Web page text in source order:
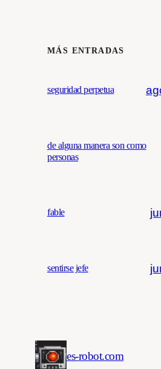
MÁS ENTRADAS
seguridad perpetua
de alguna manera son como
personas
fable
sentirse jefe
es-robot.com